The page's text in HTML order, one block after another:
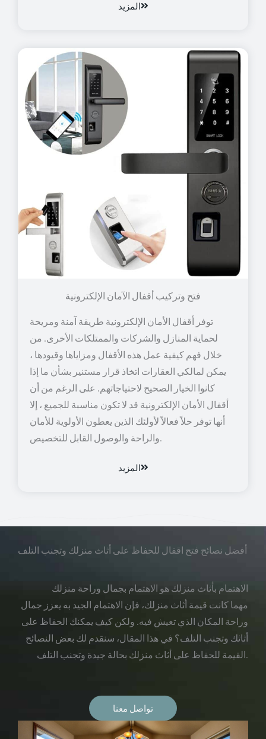
المزيد
توفر أقفال الأمان الإلكترونية طريقة آمنة ومريحة
لحماية المنازل والشركات والممتلكات الأخرى. من
خلال فهم كيفية عمل هذه الأقفال ومزاياها وقيودها ،
يمكن لمالكي العقارات اتخاذ قرار مستنير بشأن ما إذا
كانوا الخيار الصحيح لاحتياجاتهم. على الرغم من أن
أقفال الأمان الإلكترونية قد لا تكون مناسبة للجميع ، إلا
أنها توفر حلاً فعالاً لأولئك الذين يعطون الأولوية للأمان
والراحة والوصول القابل للتخصيص.
المزيد
أفضل نصائح فتح اقفال للحفاظ على أثاث منزلك وتجنب التلف
الاهتمام بأثاث منزلك هو الاهتمام بجمال وراحة منزلك
مهما كانت قيمة أثاث منزلك، فإن الاهتمام الجيد به يعزز جمال
وراحة المكان الذي تعيش فيه. ولكن كيف يمكنك الحفاظ على
أثاثك وتجنب التلف؟ في هذا المقال، سنقدم لك بعض النصائح
القيمة للحفاظ على أثاث منزلك بحالة جيدة وتجنب التلف.
تواصل معنا